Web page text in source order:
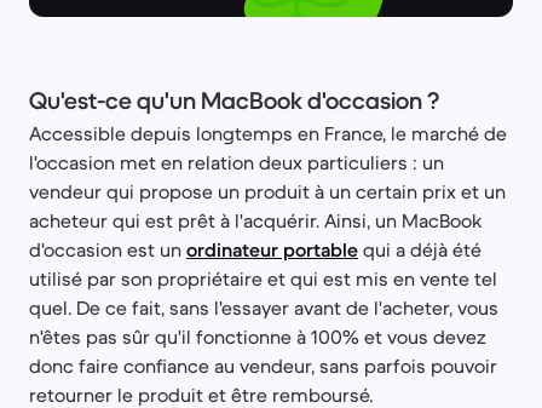
Qu'est-ce qu'un MacBook d'occasion ?
Accessible depuis longtemps en France, le marché de
l'occasion met en relation deux particuliers : un
vendeur qui propose un produit à un certain prix et un
acheteur qui est prêt à l'acquérir. Ainsi, un MacBook
d'occasion est un ordinateur portable qui a déjà été
utilisé par son propriétaire et qui est mis en vente tel
quel. De ce fait, sans l'essayer avant de l'acheter, vous
n'êtes pas sûr qu'il fonctionne à 100% et vous devez
donc faire confiance au vendeur, sans parfois pouvoir
retourner le produit et être remboursé.